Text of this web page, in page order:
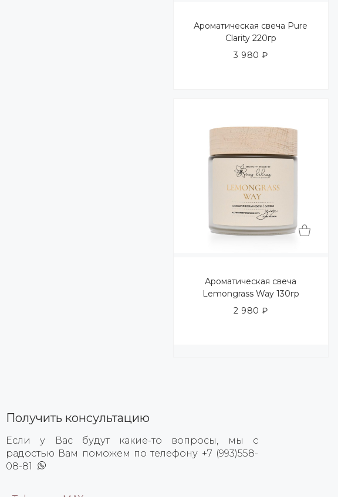
Ароматическая свеча Pure
Clarity 220гр
3 980₽
Ароматическая свеча
Lemongrass Way 130гр
2 980₽
Получить консультацию
Если у Вас будут какие-то вопросы, мы с
радостью Вам поможем по телефону +7 (993)558-
08-81